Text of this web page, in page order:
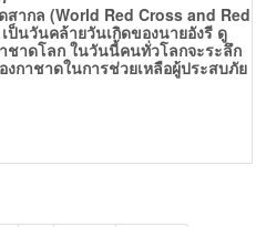
ล (World Red Cross and Red
ป็นวันคล้ายวันเกิดของนายอังรี ดู
ชาดโลก ในวันนี้คนทั่วโลกจะระลึก
กาชาดในการช่วยเหลือผู้ประสบภัย